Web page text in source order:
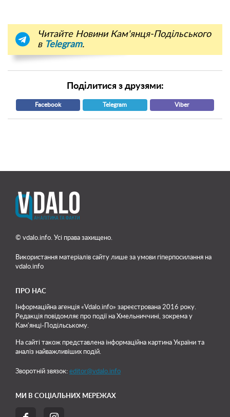
Читайте Новини Кам'янця-Подільського
в Telegram.
Поділитися з друзями:
Facebook Telegram Viber
© vdalo.info. Усі права захищено.
Використання матеріалів сайту лише за умови гіперпосилання на
vdalo.info
ПРО НАС
Інформаційна агенція «Vdalo.info» зареєстрована 2016 року.
Редакція повідомляє про події на Хмельниччині, зокрема у
Кам'янці-Подільському.
На сайті також представлена інформаційна картина України та
аналіз найважливіших подій.
Зворотній звязок: editor@vdalo.info
МИ В СОЦІАЛЬНИХ МЕРЕЖАХ